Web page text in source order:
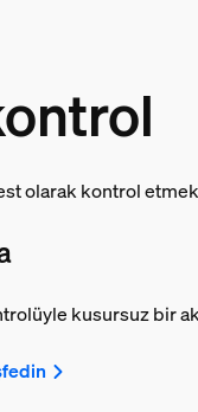
olarak kontrol
kusursuz bir